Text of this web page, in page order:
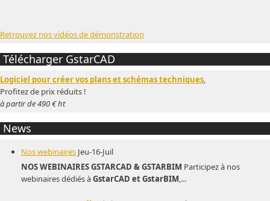
Retrouvez nos vidéos de démonstration
Télécharger GstarCAD
Logiciel pour créer vos plans et schémas techniques,
Profitez de prix réduits !
à partir de 490 € ht
News
Nos webinaires Jeu-16-Juil
NOS WEBINAIRES GSTARCAD & GSTARBIM Participez à nos
webinaires dédiés àGstarCAD et GstarBIM,...